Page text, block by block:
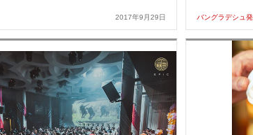
2017年9月29日 バングラデシュ発